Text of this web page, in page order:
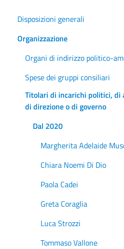
Disposizioni generali
Organizzazione
Organi di indirizzo politico-
Spese dei gruppi consiliari
Titolari di incarichi politici, di
di direzione o di governo
Dal 2020
Margherita Adelaide
Chiara Noemi Di Dio
Paola Cadei
Greta Coraglia
Luca Strozzi
Tommaso Vallone